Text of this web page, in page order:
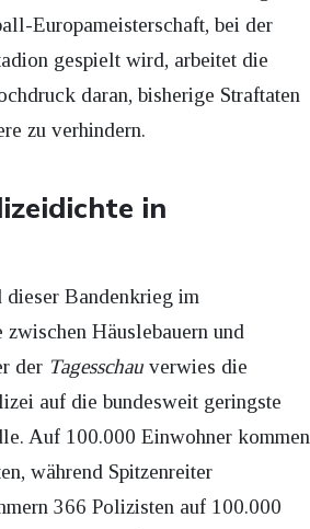
Europameisterschaft, bei der
gespielt wird, arbeitet die
daran, bisherige Straftaten
zu verhindern.
in
dieser Bandenkrieg im
Häuslebauern und
der Tagesschauverwies die
auf die bundesweit geringste
Auf 100.000 Einwohner kommen
während Spitzenreiter
366 Polizisten auf 100.000